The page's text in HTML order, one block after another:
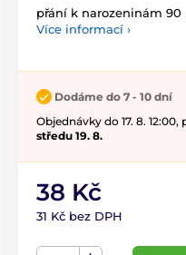
přání k narozeninám 90
Více informací ›
Dodáme do 7 - 10 dní
Objednávky do 17. 8.
středu 19. 8.
38 Kč
31 Kč bez DPH